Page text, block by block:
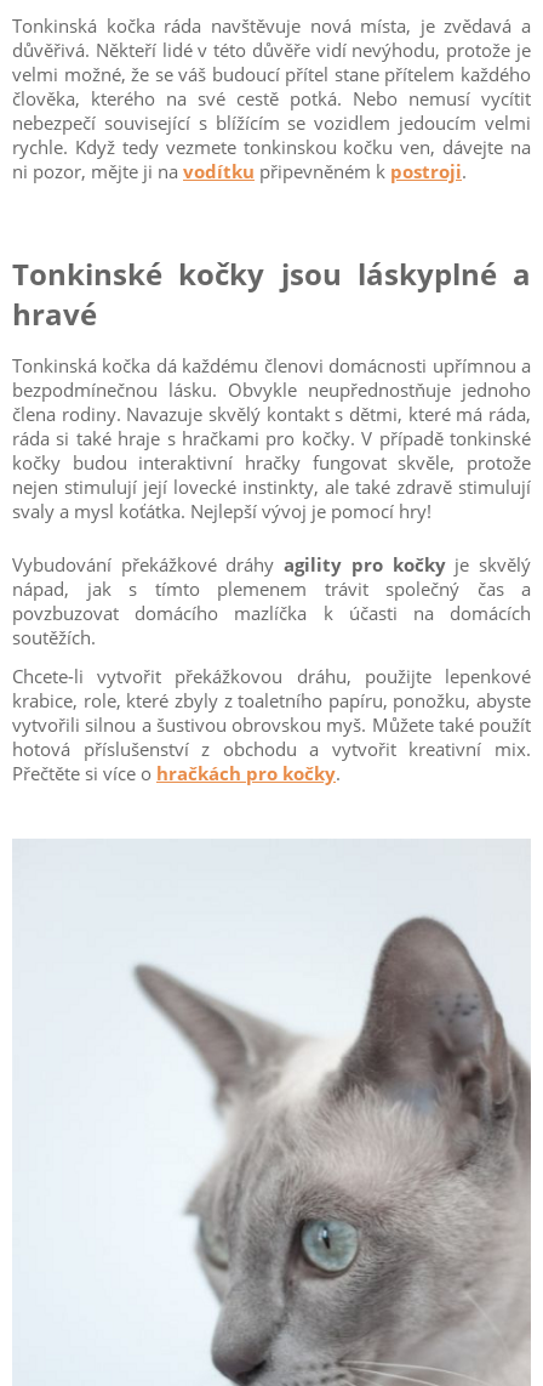
Tonkinská kočka ráda navštěvuje nová místa, je zvědavá a
důvěřivá. Někteří lidé v této důvěře vidí nevýhodu, protože je
velmi možné, že se váš budoucí přítel stane přítelem každého
člověka, kterého na své cestě potká. Nebo nemusí vycítit
nebezpečí související s blížícím se vozidlem jedoucím velmi
rychle. Když tedy vezmete tonkinskou kočku ven, dávejte na
ni pozor, mějte ji na vodítku připevněném k postroji.
Tonkinské kočky jsou láskyplné a
hravé
Tonkinská kočka dá každému členovi domácnosti upřímnou a
bezpodmínečnou lásku. Obvykle neupřednostňuje jednoho
člena rodiny. Navazuje skvělý kontakt s dětmi, které má ráda,
ráda si také hraje s hračkami pro kočky. V případě tonkinské
kočky budou interaktivní hračky fungovat skvěle, protože
nejen stimulují její lovecké instinkty, ale také zdravě stimulují
svaly a mysl koťátka. Nejlepší vývoj je pomocí hry!
Vybudování překážkové dráhy agility pro kočkyje skvělý
nápad, jak s tímto plemenem trávit společný čas a
povzbuzovat domácího mazlíčka k účasti na domácích
soutěžích.
Chcete-li vytvořit překážkovou dráhu, použijte lepenkové
krabice, role, které zbyly z toaletního papíru, ponožku, abyste
vytvořili silnou a šustivou obrovskou myš. Můžete také použít
hotová příslušenství z obchodu a vytvořit kreativní mix.
Přečtěte si více o hračkách pro kočky.